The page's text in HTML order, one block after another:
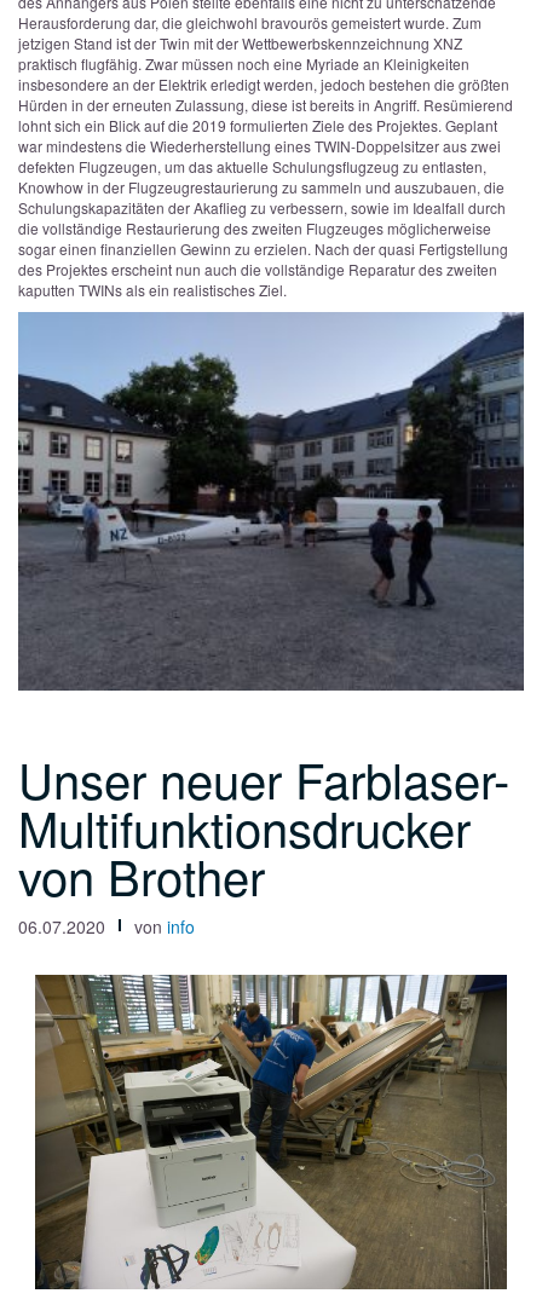
Herausforderung dar, die gleichwohl bravourös gemeistert wurde. Zum
jetzigen Stand ist der Twin mit der Wettbewerbskennzeichnung XNZ
praktisch flugfähig. Zwar müssen noch eine Myriade an Kleinigkeiten
insbesondere an der Elektrik erledigt werden, jedoch bestehen die größten
Hürden in der erneuten Zulassung, diese ist bereits in Angriff. Resümierend
lohnt sich ein Blick auf die 2019 formulierten Ziele des Projektes. Geplant
war mindestens die Wiederherstellung eines TWIN-Doppelsitzer aus zwei
defekten Flugzeugen, um das aktuelle Schulungsflugzeug zu entlasten,
Knowhow in der Flugzeugrestaurierung zu sammeln und auszubauen, die
Schulungskapazitäten der Akaflieg zu verbessern, sowie im Idealfall durch
die vollständige Restaurierung des zweiten Flugzeuges möglicherweise
sogar einen finanziellen Gewinn zu erzielen. Nach der quasi Fertigstellung
des Projektes erscheint nun auch die vollständige Reparatur des zweiten
kaputten TWINs als ein realistisches Ziel.
Unser neuer Farblaser-
Multifunktionsdrucker
von Brother
06.07.2020 von info